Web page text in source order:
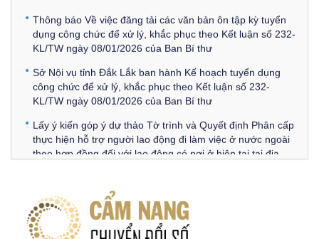
Thông báo Về việc đăng tải các văn bản ôn tập kỳ tuyển
dụng công chức để xử lý, khắc phục theo Kết luận số 232-
KL/TW ngày 08/01/2026 của Ban Bí thư
Sở Nội vụ tỉnh Đắk Lắk ban hành Kế hoạch tuyển dụng
công chức để xử lý, khắc phục theo Kết luận số 232-
KL/TW ngày 08/01/2026 của Ban Bí thư
Lấy ý kiến góp ý dự thảo Tờ trình và Quyết định Phân cấp
thực hiện hỗ trợ người lao động đi làm việc ở nước ngoài
theo hợp đồng đối với lao động có nơi ở hiện tại tại địa
Về việc lấy ý kiến góp ý Dự thảo Quyết định phân cấp thực
hiện quy định về người lao động nước ngoài làm việc trên
địa bàn tỉnh Đắk Lắk theo trình tự, thủ tục rút gọn trong
xây dựng, ban hành văn bản quy phạm pháp luật